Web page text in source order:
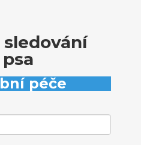
péče